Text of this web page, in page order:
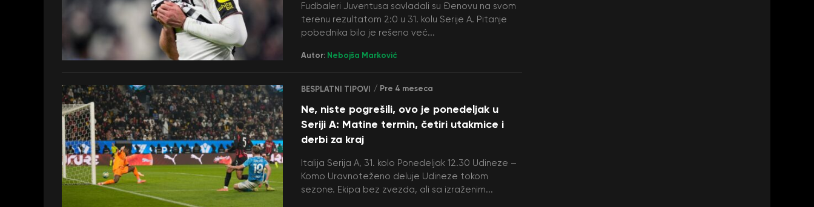
Fudbaleri Juventusa savladali su Đenovu na svom
terenu rezultatom 2:0 u 31. kolu Serije A. Pitanje
pobednika bilo je rešeno već...
Autor: Nebojša Marković
BESPLATNI TIPOVI / Pre 4 meseca
Ne, niste pogrešili, ovo je ponedeljak u
Seriji A: Matine termin, četiri utakmice i
derbi za kraj
Italija Serija A, 31. kolo Ponedeljak 12.30 Udineze –
Komo Uravnoteženo deluje Udineze tokom
sezone. Ekipa bez zvezda, ali sa izraženim...